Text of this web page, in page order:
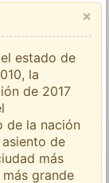
×
estado de
la
de 2017
de la nación
de
más
grande